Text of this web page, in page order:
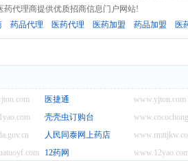
代理商提供优质招商信息门户网站!
药品代理 医药代理 医药加盟 药品加盟 医
www.yjton.com
医捷通
壳壳虫订购台
人民同泰网上药店
12药网